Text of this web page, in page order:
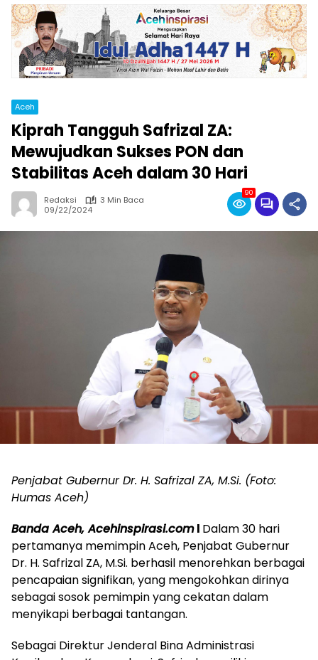
Aceh
Kiprah Tangguh Safrizal ZA:
Mewujudkan Sukses PON dan
Stabilitas Aceh dalam 30 Hari
Redaksi
3 Min Baca
09/22/2024
90
Penjabat Gubernur Dr. H. Safrizal ZA, M.Si. (Foto:
Humas Aceh)
Banda Aceh, Acehinspirasi.coml Dalam 30 hari
pertamanya memimpin Aceh, Penjabat Gubernur
Dr. H. Safrizal ZA, M.Si. berhasil menorehkan berbagai
pencapaian signifikan, yang mengokohkan dirinya
sebagai sosok pemimpin yang cekatan dalam
menyikapi berbagai tantangan.
Sebagai Direktur Jenderal Bina Administrasi